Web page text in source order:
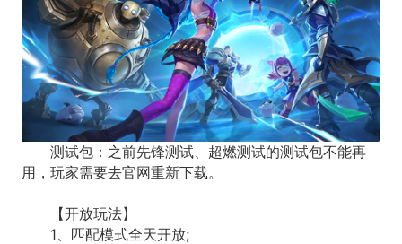
测试包：之前先锋测试、超燃测试的测试包不能再
用，玩家需要去官网重新下载。
【开放玩法】
1、匹配模式全天开放;